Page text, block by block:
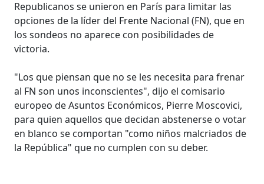
Republicanos se unieron en París para limitar las
opciones de la líder del Frente Nacional (FN), que en
los sondeos no aparece con posibilidades de
victoria.
"Los que piensan que no se les necesita para frenar
al FN son unos inconscientes", dijo el comisario
europeo de Asuntos Económicos, Pierre Moscovici,
para quien aquellos que decidan abstenerse o votar
en blanco se comportan "como niños malcriados de
la República" que no cumplen con su deber.